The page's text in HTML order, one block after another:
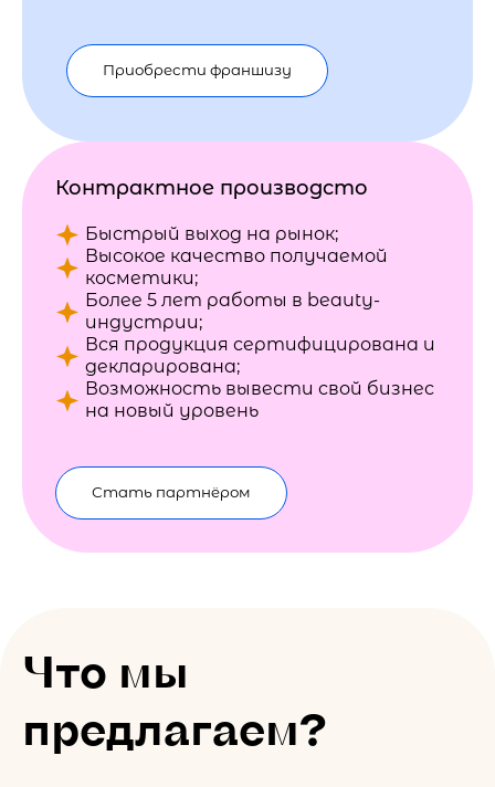
Приобрести франшизу
Контрактное производсто
Быстрый выход на рынок;
Высокое качество получаемой
косметики;
Более 5 лет работы в beauty-
индустрии;
Вся продукция сертифицирована и
декларирована;
Возможность вывести свой бизнес
на новый уровень
Стать партнёром
Что мы
предлагаем?